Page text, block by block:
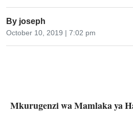
By joseph
October 10, 2019 | 7:02 pm
Mkurugenzi wa Mamlaka ya